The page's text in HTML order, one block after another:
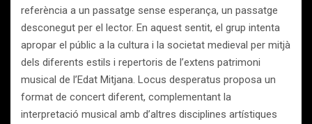
referència a un passatge sense esperança, un passatge
desconegut per el lector. En aquest sentit, el grup intenta
apropar el públic a la cultura i la societat medieval per mitjà
dels diferents estils i repertoris de l’extens patrimoni
musical de l’Edat Mitjana. Locus desperatus proposa un
format de concert diferent, complementant la
interpretació musical amb d’altres disciplines artístiques